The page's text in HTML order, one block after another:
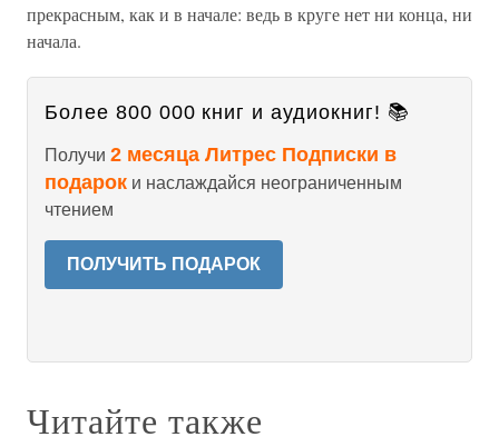
прекрасным, как и в начале: ведь в круге нет ни конца, ни
начала.
Более 800 000 книг и аудиокниг! 📚
Получи 2 месяца Литрес Подписки в
подарок и наслаждайся неограниченным
чтением
ПОЛУЧИТЬ ПОДАРОК
Читайте также